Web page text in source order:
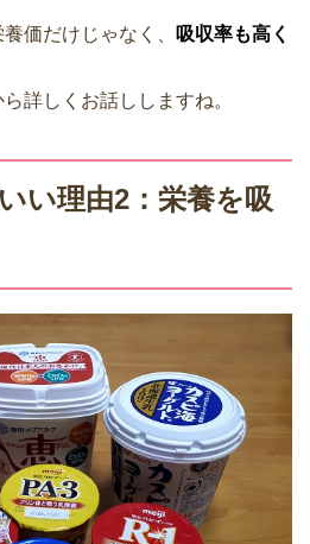
価だけじゃなく、
吸収率も高く
詳しくお話ししますね。
い理由2：栄養を吸